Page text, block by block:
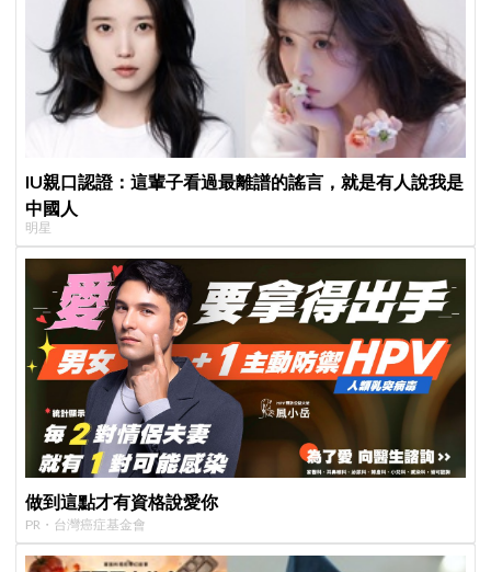
IU親口認證：這輩子看過最離譜的謠言，就是有人說我是
中國人
明星
做到這點才有資格說愛你
PR・台灣癌症基金會